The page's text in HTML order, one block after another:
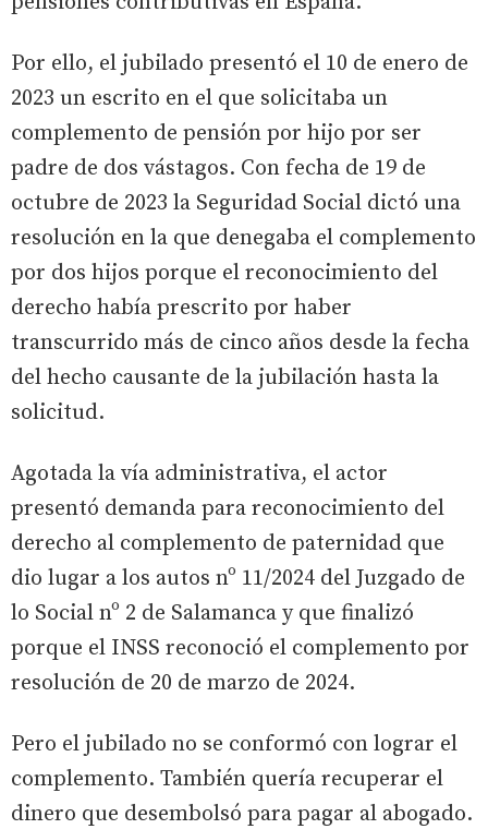
Por ello, el jubilado presentó el 10 de enero de
2023 un escrito en el que solicitaba un
complemento de pensión por hijo por ser
padre de dos vástagos. Con fecha de 19 de
octubre de 2023 la Seguridad Social dictó una
resolución en la que denegaba el complemento
por dos hijos porque el reconocimiento del
derecho había prescrito por haber
transcurrido más de cinco años desde la fecha
del hecho causante de la jubilación hasta la
solicitud.
Agotada la vía administrativa, el actor
presentó demanda para reconocimiento del
derecho al complemento de paternidad que
dio lugar a los autos nº 11/2024 del Juzgado de
lo Social nº 2 de Salamanca y que finalizó
porque el INSS reconoció el complemento por
resolución de 20 de marzo de 2024.
Pero el jubilado no se conformó con lograr el
complemento. También quería recuperar el
dinero que desembolsó para pagar al abogado.